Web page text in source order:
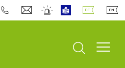
Suche öffnen